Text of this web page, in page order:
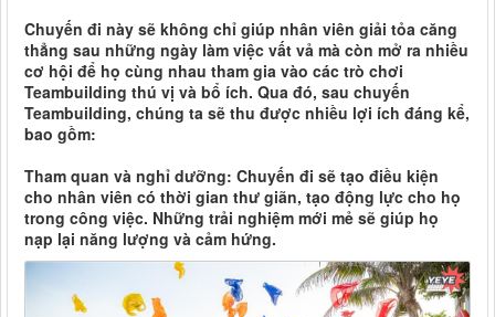
Chuyến đi này sẽ không chỉ giúp nhân viên giải tỏa căng
thẳng sau những ngày làm việc vất vả mà còn mở ra nhiều
cơ hội để họ cùng nhau tham gia vào các trò chơi
Teambuilding thú vị và bổ ích. Qua đó, sau chuyến
Teambuilding, chúng ta sẽ thu được nhiều lợi ích đáng kể,
bao gồm:
Tham quan và nghỉ dưỡng: Chuyến đi sẽ tạo điều kiện
cho nhân viên có thời gian thư giãn, tạo động lực cho họ
trong công việc. Những trải nghiệm mới mẻ sẽ giúp họ
nạp lại năng lượng và cảm hứng.